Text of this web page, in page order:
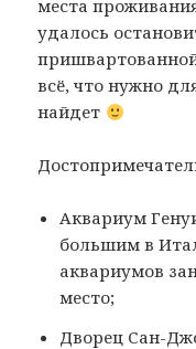
места
удалось
всё, что нужно
найдет
Аквариум
большим в
аквариумов
место;
Дворец Сан-